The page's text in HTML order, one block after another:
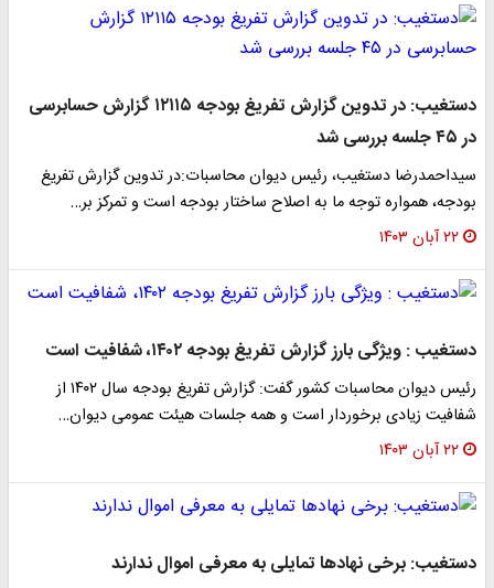
دستغیب: در تدوین گزارش تفریغ بودجه ۱۲۱۱۵ گزارش حسابرسی
در ۴۵ جلسه بررسی شد
سیداحمدرضا دستغیب، رئیس دیوان محاسبات:در تدوین گزارش تفریغ
بودجه، همواره توجه ما به اصلاح ساختار بودجه است و تمرکز بر…
۲۲ آبان ۱۴۰۳
دستغیب : ویژگی بارز گزارش تفریغ بودجه ۱۴۰۲، شفافیت است
رئیس دیوان محاسبات کشور گفت: گزارش تفریغ بودجه سال ۱۴۰۲ از
شفافیت زیادی برخوردار است و همه جلسات هیئت عمومی دیوان…
۲۲ آبان ۱۴۰۳
دستغیب: برخی نهادها تمایلی به معرفی اموال ندارند